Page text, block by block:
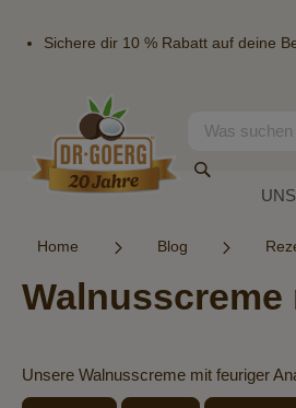
Sichere dir 10 % Rabatt auf deine
Inhalt
Suche
Home Blog
Unsere Walnusscreme mit feuriger